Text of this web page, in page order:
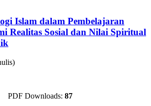
Islam dalam Pembelajaran
Realitas Sosial dan Nilai Spiritual
PDF Downloads: 87